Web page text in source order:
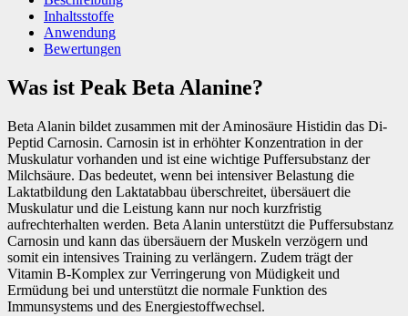
Inhaltsstoffe
Anwendung
Bewertungen
Was ist Peak Beta Alanine?
Beta Alanin bildet zusammen mit der Aminosäure Histidin das Di-
Peptid Carnosin. Carnosin ist in erhöhter Konzentration in der
Muskulatur vorhanden und ist eine wichtige Puffersubstanz der
Milchsäure. Das bedeutet, wenn bei intensiver Belastung die
Laktatbildung den Laktatabbau überschreitet, übersäuert die
Muskulatur und die Leistung kann nur noch kurzfristig
aufrechterhalten werden. Beta Alanin unterstützt die Puffersubstanz
Carnosin und kann das übersäuern der Muskeln verzögern und
somit ein intensives Training zu verlängern. Zudem trägt der
Vitamin B-Komplex zur Verringerung von Müdigkeit und
Ermüdung bei und unterstützt die normale Funktion des
Immunsystems und des Energiestoffwechsel.